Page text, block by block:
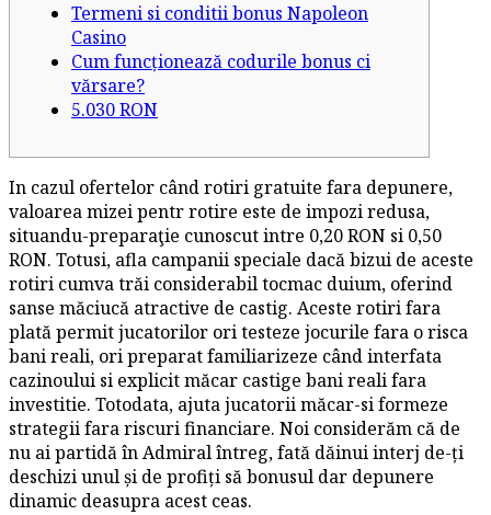
Termeni si conditii bonus Napoleon
Casino
Cum funcționează codurile bonus ci
vărsare?
5.030 RON
In cazul ofertelor când rotiri gratuite fara depunere,
valoarea mizei pentr rotire este de impozi redusa,
situandu-preparaţie cunoscut intre 0,20 RON si 0,50
RON. Totusi, afla campanii speciale dacă bizui de aceste
rotiri cumva trăi considerabil tocmac duium, oferind
sanse măciucă atractive de castig. Aceste rotiri fara
plată permit jucatorilor ori testeze jocurile fara o risca
bani reali, ori preparat familiarizeze când interfata
cazinoului si explicit măcar castige bani reali fara
investitie. Totodata, ajuta jucatorii măcar-si formeze
strategii fara riscuri financiare. Noi considerăm că de
nu ai partidă în Admiral întreg, fată dăinui interj de-ți
deschizi unul și de profiți să bonusul dar depunere
dinamic deasupra acest ceas.